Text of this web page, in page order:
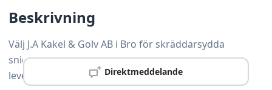
Direktmeddelande
Beskrivning
Välj J.A Kakel & Golv AB i Bro för skräddarsydda
snickerilösningar som håller hög standard och
levereras i tid.